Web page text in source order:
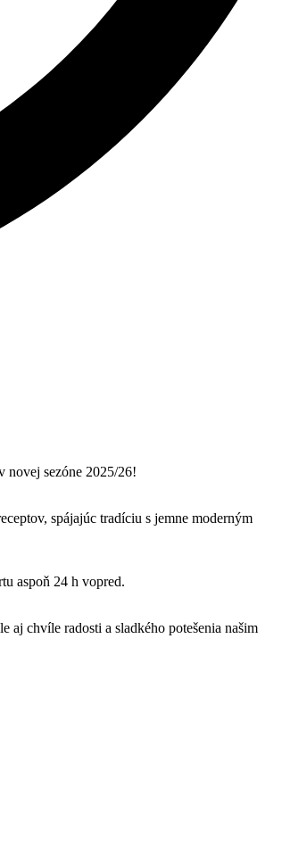
novej sezóne 2025/26!
spájajúc tradíciu s jemne moderným
aspoň 24 h vopred.
aj chvíle radosti a sladkého potešenia našim